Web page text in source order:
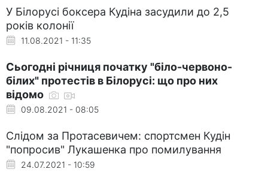
У Білорусі боксера Кудіна засудили до 2,5
років колонії
11.08.2021 - 11:35
Сьогодні річниця початку "біло-червоно-
білих" протестів в Білорусі: що про них
відомо
09.08.2021 - 08:05
Слідом за Протасевичем: спортсмен Кудін
"попросив" Лукашенка про помилування
24.07.2021 - 10:59